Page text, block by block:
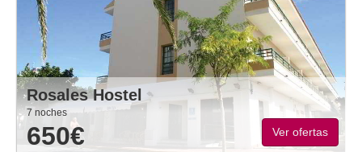
Rosales Hostel
7 noches
650€ Ver ofertas